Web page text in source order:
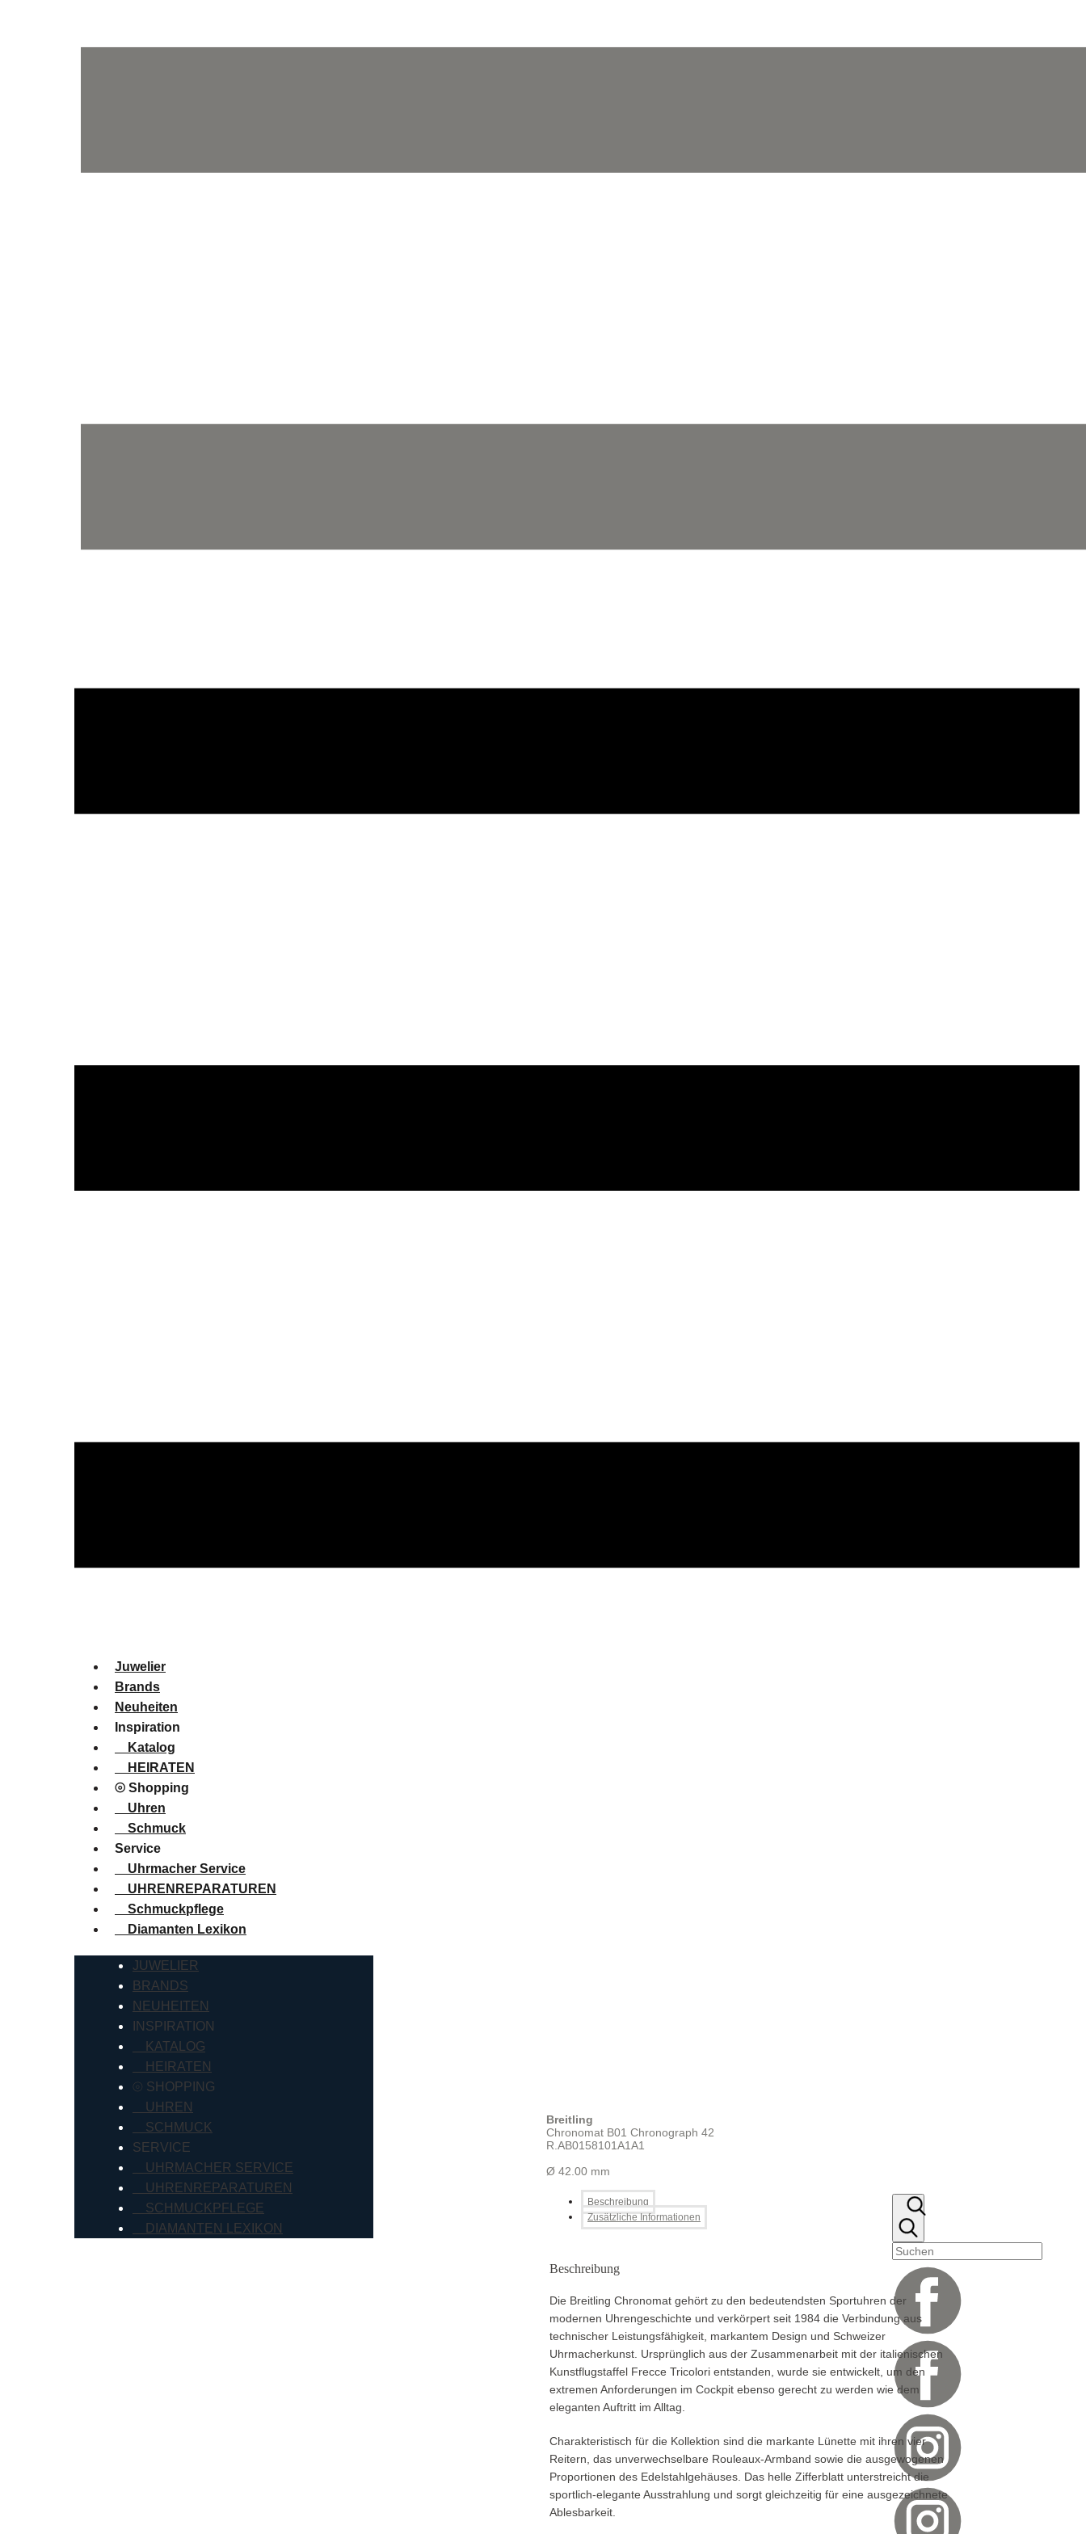
Juwelier
Brands
Neuheiten
Inspiration
Katalog
HEIRATEN
⦾ Shopping
Uhren
Schmuck
Service
Uhrmacher Service
UHRENREPARATUREN
Schmuckpflege
Diamanten Lexikon
JUWELIER
BRANDS
NEUHEITEN
INSPIRATION
KATALOG
HEIRATEN
⦾ SHOPPING
UHREN
SCHMUCK
SERVICE
UHRMACHER SERVICE
UHRENREPARATUREN
SCHMUCKPFLEGE
DIAMANTEN LEXIKON
Breitling
Chronomat B01 Chronograph 42
R.AB0158101A1A1
Ø 42.00 mm
Beschreibung
Zusätzliche Informationen
Beschreibung
Die Breitling Chronomat gehört zu den bedeutendsten Sportuhren der
modernen Uhrengeschichte und verkörpert seit 1984 die Verbindung aus
technischer Leistungsfähigkeit, markantem Design und Schweizer
Uhrmacherkunst. Ursprünglich aus der Zusammenarbeit mit der italienischen
Kunstflugstaffel Frecce Tricolori entstanden, wurde sie entwickelt, um den
extremen Anforderungen im Cockpit ebenso gerecht zu werden wie dem
eleganten Auftritt im Alltag.
Charakteristisch für die Kollektion sind die markante Lünette mit ihren vier
Reitern, das unverwechselbare Rouleaux-Armband sowie die ausgewogenen
Proportionen des Edelstahlgehäuses. Das helle Zifferblatt unterstreicht die
sportlich-elegante Ausstrahlung und sorgt gleichzeitig für eine ausgezeichnete
Ablesbarkeit.